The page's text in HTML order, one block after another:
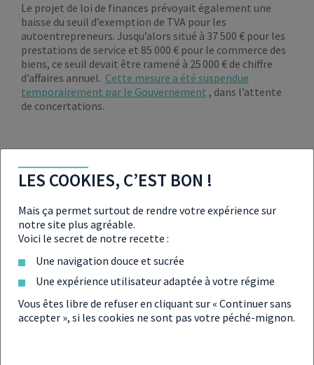
Le projet de loi de finances prévoyait également une
baisse du seuil d’exemption de TVA pour les
autoentrepreneurs. Jusqu’alors situé à 37 500 € pour les
prestations de service et 85 000 € pour le commerce des
biens, ce seuil devait être ramené à 25 000 € de chiffre
d’affaires annuel. Cette mesure a été suspendue
temporairement par le Gouvernement , dans l’attente
de concertations.
EN RÉSUMÉ
François Bayrou a déposé deux 49.3 pour faire
passer le budget 2025 et la première partie du
PLFSS 2025 ;
Une motion de censure doit être soumise au vote ce
mercredi 5 février, déposée par le groupe LFI ;
LES COOKIES, C’EST BON !
Mais ça permet surtout de rendre votre expérience sur
notre site plus agréable.
Voici le secret de notre recette :
Une navigation douce et sucrée
Une expérience utilisateur adaptée à votre régime
Vous êtes libre de refuser en cliquant sur « Continuer sans
accepter », si les cookies ne sont pas votre péché-mignon.